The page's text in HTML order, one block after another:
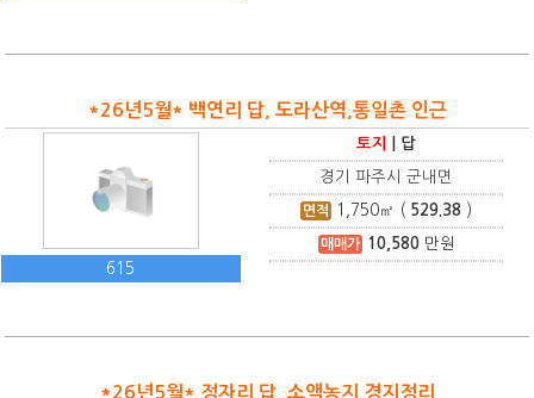
*26년5월* 백연리 답, 도라산역,통일촌 인근
615
토지 답
경기 파주시 군내면
면적 1,750㎡ ( 529.38 )
매매가 10,580만원
*26년5월* 정자리 답, 소액농지 경지정리